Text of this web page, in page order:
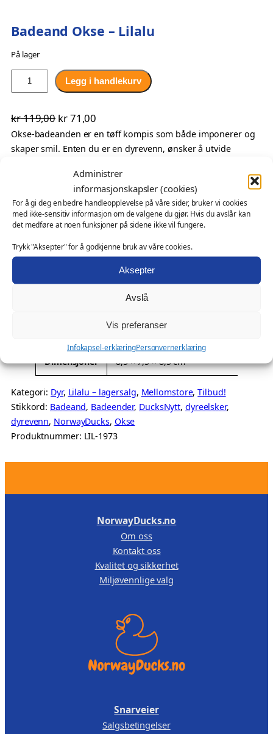
Administrer
informasjonskapsler (cookies)
For å gi deg en bedre handleopplevelse på våre sider, bruker vi cookies
med ikke-sensitiv informasjon om de valgene du gjør. Hvis du avslår kan
det medføre at noen funksjoner på sidene ikke vil fungere.
Trykk "Aksepter" for å godkjenne bruk av våre cookies.
Aksepter
Avslå
Vis preferanser
Infokapsel-erklæringPersonvernerklæring
Badeand Okse – Lilalu
På lager
a
e
a
n
s
e
L
l
t
l
l
Legg i handlekurv
kr119,00 O
p
p
n
n
l
g
v
a
r
:
k
r
1
kr71,00
å
v
æ
r
e
n
e
r
:
k
r
7
1
0
.
Okse-badeanden er en tøff kompis som både imponerer og
skaper smil. Enten du er en dyrevenn, ønsker å utvide
unik gave, er okse-badeanden den perfekte kandidaten. Med
sine imponerende horn og karakteristiske øyne, vil den
garantert vekke oppmerksomhet og skape samtale. Denne
badeanden er mer enn bare et badeleketøy. Den er et uttrykk
uansett hvor du plasserer den. La okse-badeanden minne
deg om at selv om vi kan se tøffe ut på utsiden, så er det
alltid rom for…
t
ri
b
u
t
t
r
V
r
d
i
Dimensjoner 8,5 × 7,5 × 8,5 cm
Kategori: Dyr, Lilalu – lagersalg, Mellomstore, Tilbud!
Stikkord: Badeand, Badeender, DucksNytt, dyreelsker
dyrevenn, NorwayDucks, Okse
Produktnummer: LIL-1973
NorwayDucks.no
Om oss
Kontakt oss
Kvalitet og sikkerhet
Miljøvennlige valg
Snarveier
Salgsbetingelser